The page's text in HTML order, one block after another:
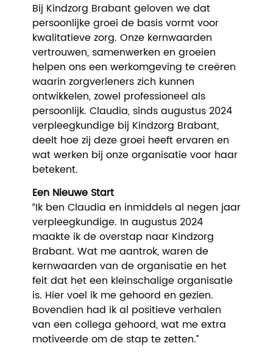
Bij Kindzorg Brabant geloven we dat
persoonlijke groei de basis vormt voor
kwalitatieve zorg. Onze kernwaarden
vertrouwen, samenwerken en groeien
helpen ons een werkomgeving te creëren
waarin zorgverleners zich kunnen
ontwikkelen, zowel professioneel als
persoonlijk. Claudia, sinds augustus 2024
verpleegkundige bij Kindzorg Brabant,
deelt hoe zij deze groei heeft ervaren en
wat werken bij onze organisatie voor haar
betekent.
Een Nieuwe Start
“Ik ben Claudia en inmiddels al negen jaar
verpleegkundige. In augustus 2024
maakte ik de overstap naar Kindzorg
Brabant. Wat me aantrok, waren de
kernwaarden van de organisatie en het
feit dat het een kleinschalige organisatie
is. Hier voel ik me gehoord en gezien.
Bovendien had ik al positieve verhalen
van een collega gehoord, wat me extra
motiveerde om de stap te zetten.”